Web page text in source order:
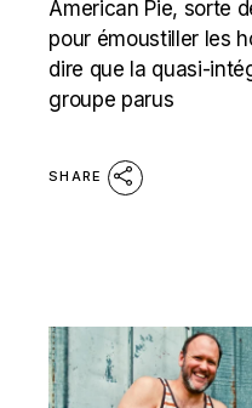
American Pie, sorte
pour émoustiller les
dire que la quasi-
groupe parus
SHARE